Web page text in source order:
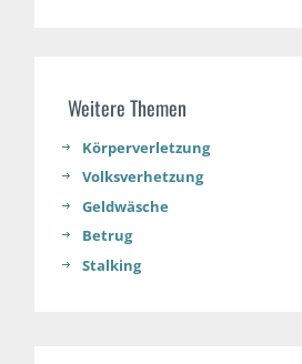
Weitere Themen
Körperverletzung
Volksverhetzung
Geldwäsche
Betrug
Stalking